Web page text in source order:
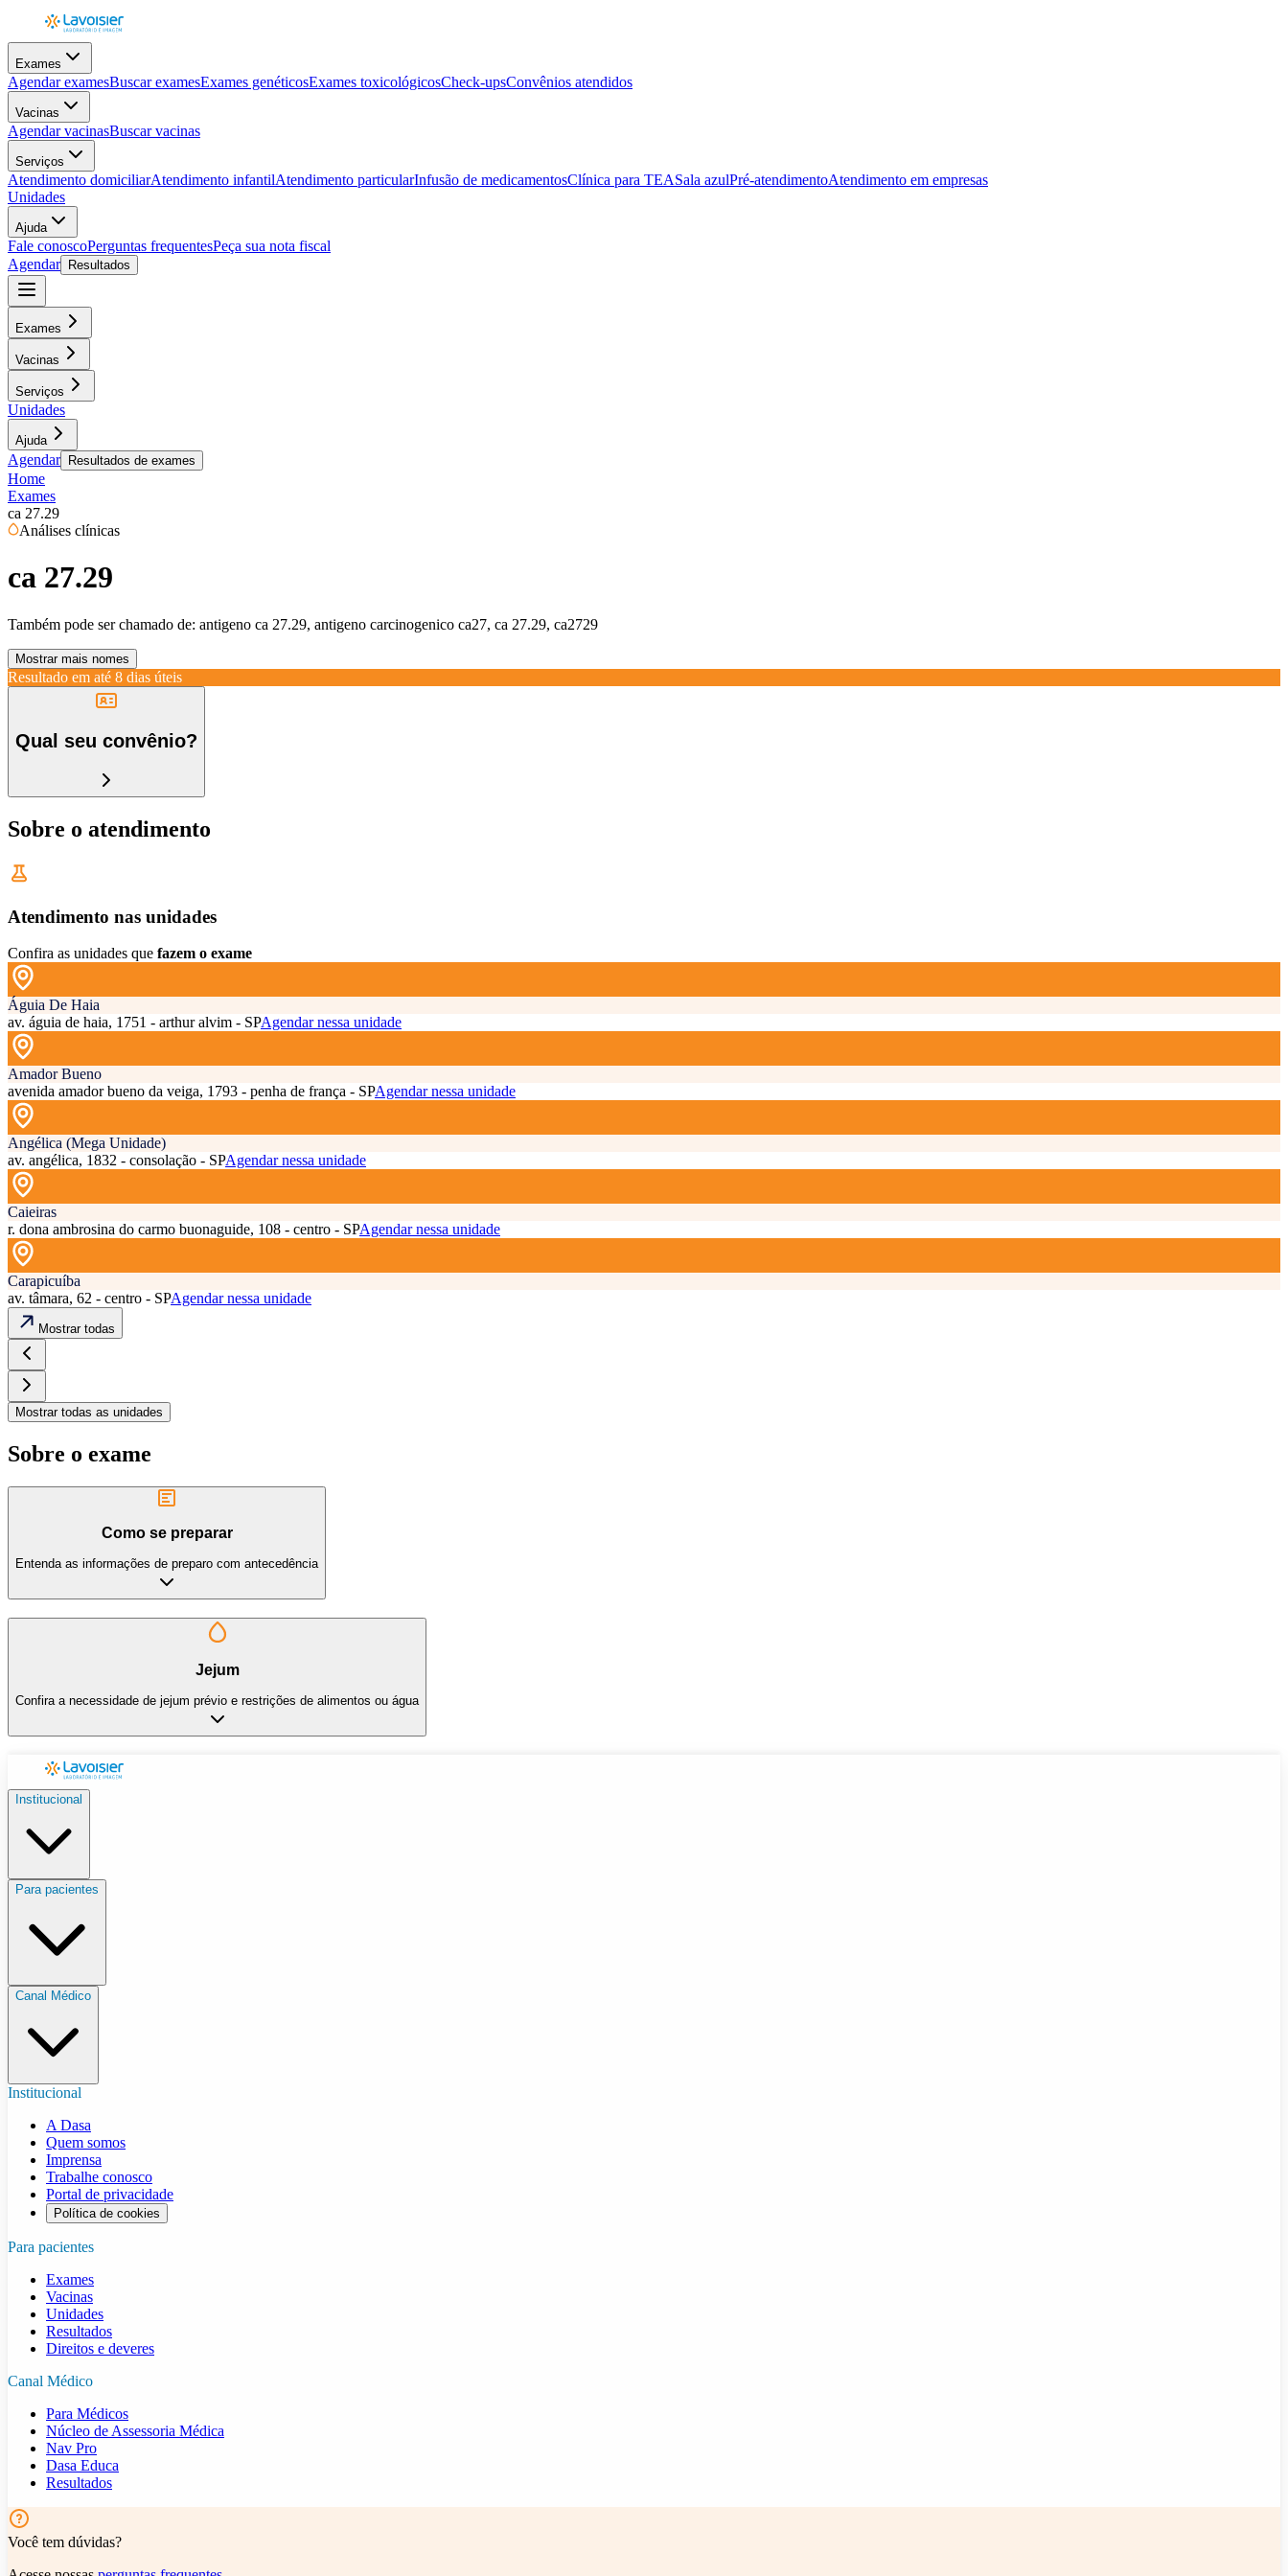
Exames
Agendar examesBuscar examesExames genéticosExames toxicológicosCheck-upsConvênios atendidos
Vacinas
Agendar vacinasBuscar vacinas
Serviços
Atendimento domiciliarAtendimento infantilAtendimento particularInfusão de medicamentosClínica para TEASala azulPré-atendimentoAtendimento em empresas
Unidades
Ajuda
Fale conoscoPerguntas frequentesPeça sua nota fiscal
Agendar
Resultados
Exames
Vacinas
Serviços
Unidades
Ajuda
Agendar Resultados de exames
Home
Exames
ca 27.29
Análises clínicas
ca 27.29
Também pode ser chamado de: antigeno ca 27.29, antigeno carcinogenico ca27, ca 27.29, ca2729
Mostrar mais nomes
Resultado em até 8 dias úteis
Qual seu convênio?
Sobre o atendimento
Atendimento nas unidades
Confira as unidades que fazem o exame
Águia De Haia
av. águia de haia, 1751 - arthur alvim - SPAgendar nessa unidade
Amador Bueno
avenida amador bueno da veiga, 1793 - penha de frança - SPAgendar nessa unidade
Angélica (Mega Unidade)
av. angélica, 1832 - consolação - SPAgendar nessa unidade
Caieiras
r. dona ambrosina do carmo buonaguide, 108 - centro - SPAgendar nessa unidade
Carapicuíba
av. tâmara, 62 - centro - SPAgendar nessa unidade
Mostrar todas
Mostrar todas as unidades
Sobre o exame
Como se preparar
Entenda as informações de preparo com antecedência
Jejum
Confira a necessidade de jejum prévio e restrições de alimentos ou água
Institucional
Para pacientes
Canal Médico
Institucional
A Dasa
Quem somos
Imprensa
Trabalhe conosco
Portal de privacidade
Política de cookies
Para pacientes
Exames
Vacinas
Unidades
Resultados
Direitos e deveres
Canal Médico
Para Médicos
Núcleo de Assessoria Médica
Nav Pro
Dasa Educa
Resultados
Você tem dúvidas?